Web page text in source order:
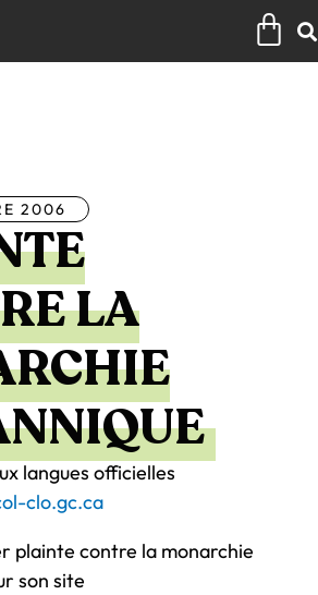
2006
LA
langues officielles
clo.gc.ca
plainte contre la monarchie
son site